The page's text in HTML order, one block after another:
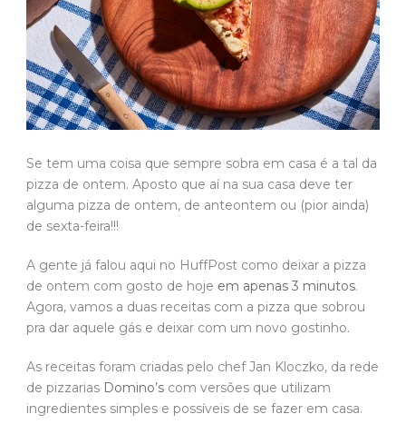
Se tem uma coisa que sempre sobra em casa é a tal da
pizza de ontem. Aposto que aí na sua casa deve ter
alguma pizza de ontem, de anteontem ou (pior ainda)
de sexta-feira!!!
A gente já falou aqui no HuffPost como deixar a pizza
de ontem com gosto de hoje em apenas 3 minutos.
Agora, vamos a duas receitas com a pizza que sobrou
pra dar aquele gás e deixar com um novo gostinho.
As receitas foram criadas pelo chef Jan Kloczko, da rede
de pizzarias Domino’s com versões que utilizam
ingredientes simples e possíveis de se fazer em casa.